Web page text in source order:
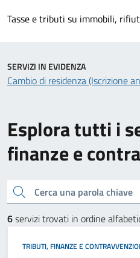
Tasse e tributi su immobili,
Esplora tutti i
finanze e
Cerca una parola chiave
6servizi trovati in ordine
TRIBUTI, FINANZE E
SERVIZI IN EVIDENZA
Cambio di residenza (Iscrizione